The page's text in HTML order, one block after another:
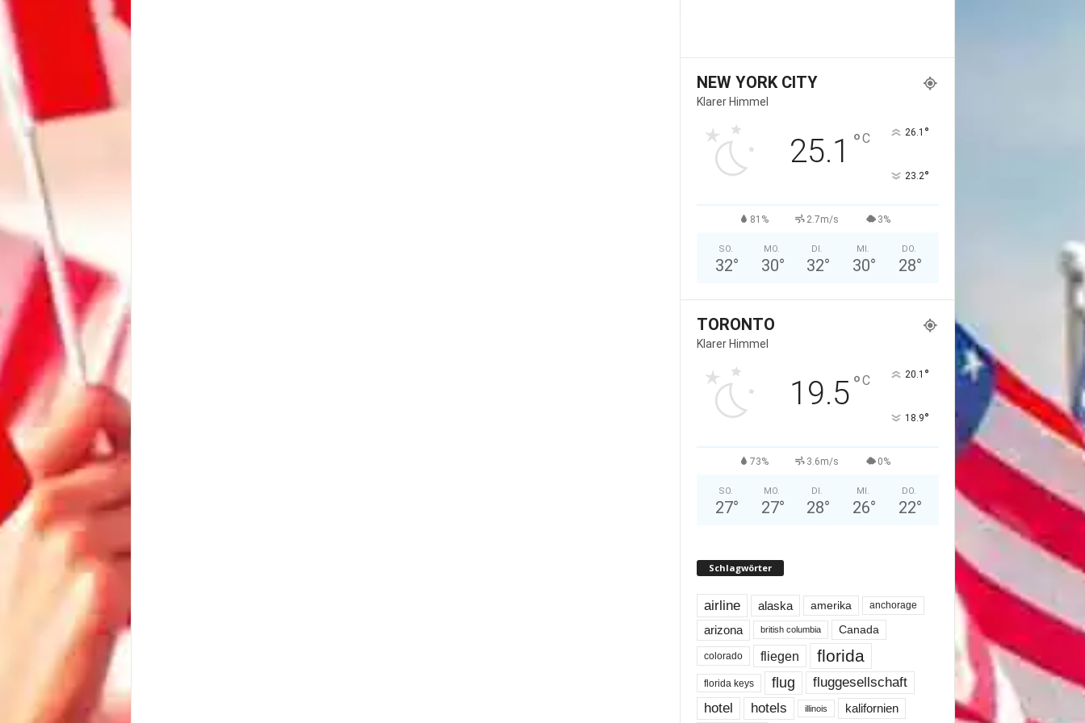
NEW YORK CITY
Klarer Himmel
25.1 °C 26.1 °
23.2°
81% 2.7m/s 3%
SO.
32°
MO.
30°
DI.
32°
MI.
30°
DO.
28°
TORONTO
Klarer Himmel
19.5°C 20.1 °
18.9°
73% 3.6m/s 0%
SO.
27°
MO.
27°
DI.
28°
MI.
26°
DO.
22°
Schlagwörter
airline alaska amerika anchorage
arizona british columbia Canada
colorado fliegen florida
florida keys flug
fluggesellschaft
hotel
hotels illinois kalifornien